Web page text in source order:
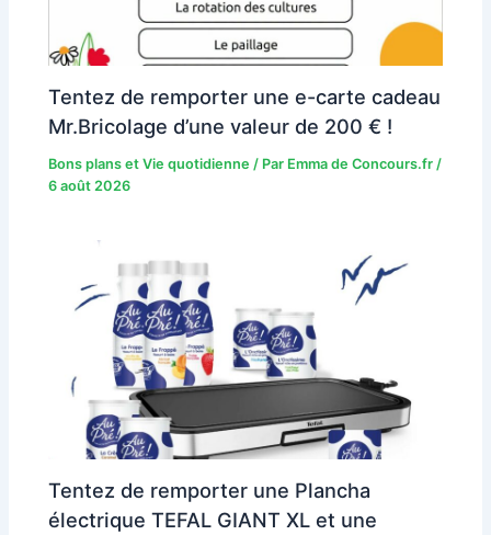
Tentez de remporter une e-carte cadeau
Mr.Bricolage d’une valeur de 200 € !
Bons plans et Vie quotidienne / Par Emma de Concours.fr /
6 août 2026
Tentez de remporter une Plancha
électrique TEFAL GIANT XL et une